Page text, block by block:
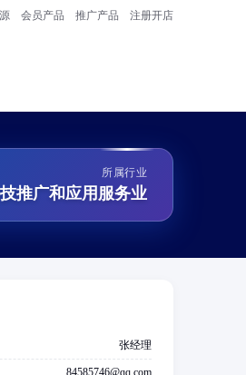
会员产品 推广产品 注册开店
所属行业
推广和应用服务业
张经理
84585746@qq.com